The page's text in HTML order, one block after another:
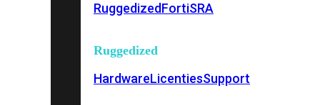
RuggedizedFortiSRA
Ruggedized
HardwareLicentiesSupport